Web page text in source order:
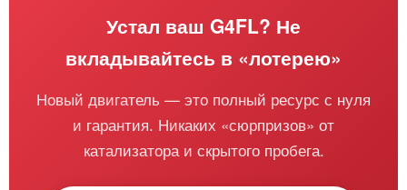
Устал ваш G4FL? Не
вкладывайтесь в «лотерею»
Новый двигатель — это полный ресурс с нуля
и гарантия. Никаких «сюрпризов» от
катализатора и скрытого пробега.